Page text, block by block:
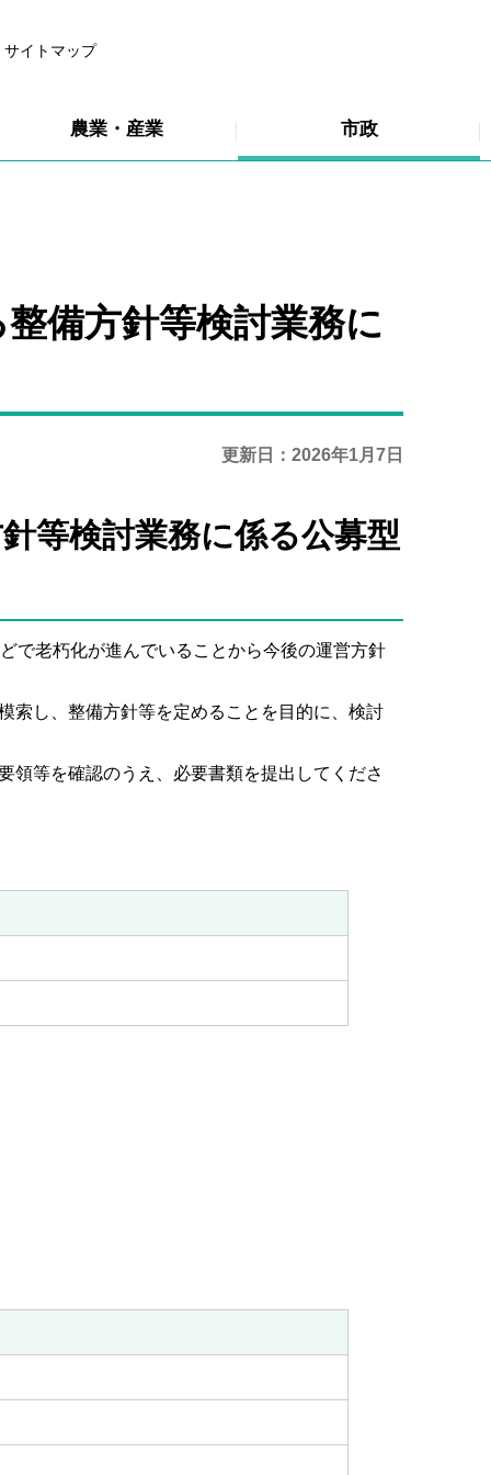
サイトマップ
農業・産業 市政
備方針等検討業務に
更新日：2026年1月7日
等検討業務に係る公募型
老朽化が進んでいることから今後の運営方針
し、整備方針等を定めることを目的に、検討
等を確認のうえ、必要書類を提出してくださ